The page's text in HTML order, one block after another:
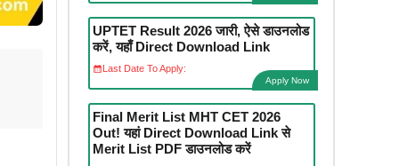
UPTET Result 2026 जारी, ऐसे डाउनलोड
करें, यहाँ Direct Download Link
Last Date To Apply:
Apply Now
Final Merit List MHT CET 2026
Out! यहां Direct Download Link से
Merit List PDF डाउनलोड करें